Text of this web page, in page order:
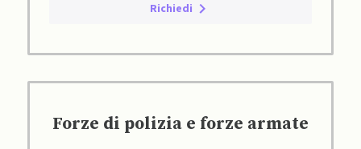
Richiedi
Forze di polizia e forze armate